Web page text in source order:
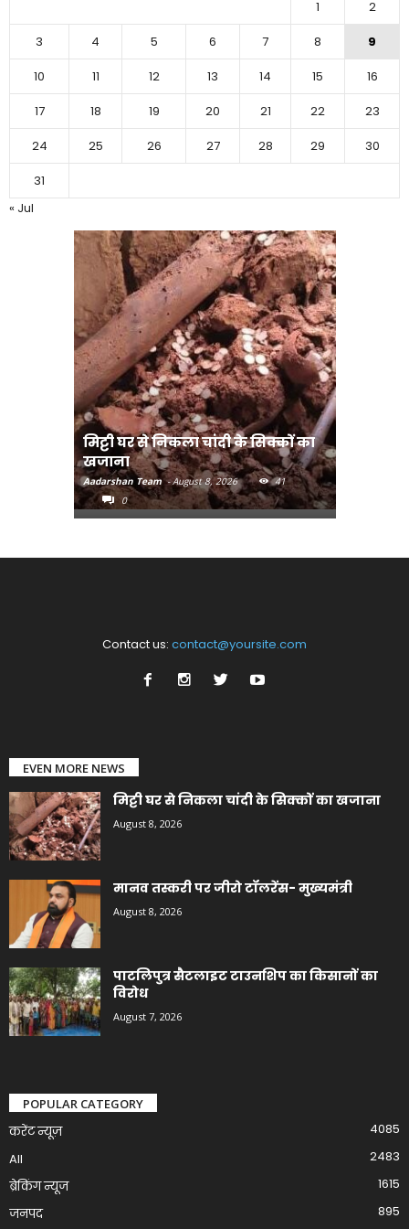
1
2
3
4 5 6 7 8
9
10
11 12 13 14 15
16
17
18 19 20 21 22
23
24
25 26 27 28 29
30
31
« Jul
मिट्टी घर से निकला चांदी के सिक्कों का
खजाना
Aadarshan Team - August 8, 2026
41
0
Contact us: contact@yoursite.com
EVEN MORE NEWS
मिट्टी घर से निकला चांदी के सिक्कों का खजाना
August 8, 2026
मानव तस्करी पर जीरो टॉलरेंस- मुख्यमंत्री
August 8, 2026
पाटलिपुत्र सैटलाइट टाउनशिप का किसानों का
विरोध
August 7, 2026
POPULAR CATEGORY
करेंट न्यूज़
4085
All
2483
ब्रेकिंग न्यूज
1615
जनपद
895